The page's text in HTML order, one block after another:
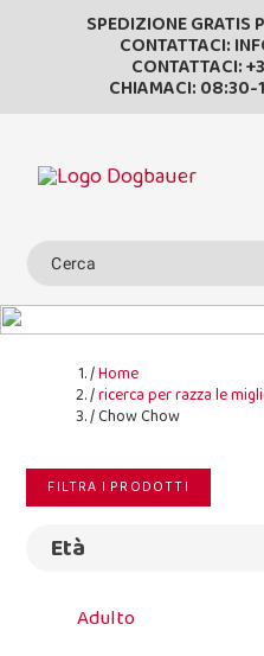
SPEDIZIONE GRATIS
CONTATTACI:
CONTATTACI:
CHIAMACI:
Home
ricerca per razza le
Chow Chow
FILTRA I PRODOTTI
Età
Adulto